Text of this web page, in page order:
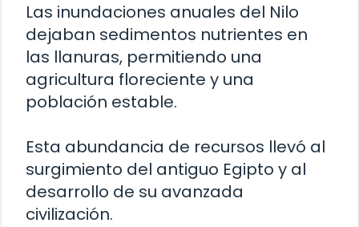
Las inundaciones anuales del Nilo
dejaban sedimentos nutrientes en
las llanuras, permitiendo una
agricultura floreciente y una
población estable.
Esta abundancia de recursos llevó al
surgimiento del antiguo Egipto y al
desarrollo de su avanzada
civilización.